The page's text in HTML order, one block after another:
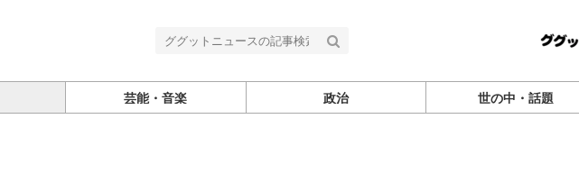
芸能・音楽 政治 世の中・話題